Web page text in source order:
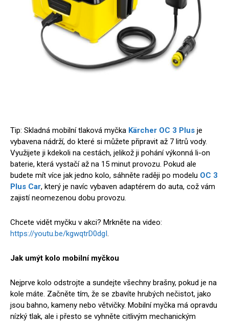
Tip: Skladná mobilní tlaková myčka Kärcher OC 3 Plus je
vybavena nádrží, do které si můžete připravit až 7 litrů vody.
Využijete ji kdekoli na cestách, jelikož ji pohání výkonná li-on
baterie, která vystačí až na 15 minut provozu. Pokud ale
budete mít více jak jedno kolo, sáhněte raději po modelu OC 3
Plus Car, který je navíc vybaven adaptérem do auta, což vám
zajistí neomezenou dobu provozu.
Chcete vidět myčku v akci? Mrkněte na video:
https://youtu.be/kgwqtrD0dgI.
Jak umýt kolo mobilní myčkou
Nejprve kolo odstrojte a sundejte všechny brašny, pokud je na
kole máte. Začněte tím, že se zbavíte hrubých nečistot, jako
jsou bahno, kameny nebo větvičky. Mobilní myčka má opravdu
nízký tlak, ale i přesto se vyhněte citlivým mechanickým